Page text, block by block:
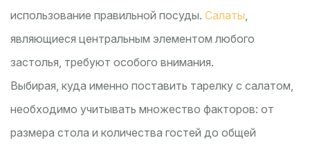
использование правильной посуды. Салаты,
являющиеся центральным элементом любого
застолья, требуют особого внимания.
Выбирая, куда именно поставить тарелку с салатом,
необходимо учитывать множество факторов: от
размера стола и количества гостей до общей